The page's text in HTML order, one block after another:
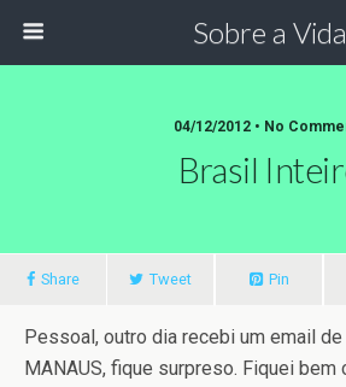
Sobre a Vida
04/12/2012 • No
Brasil
Share Tweet Pin
Pessoal, outro dia recebi um email
MANAUS, fique surpreso. Fiquei